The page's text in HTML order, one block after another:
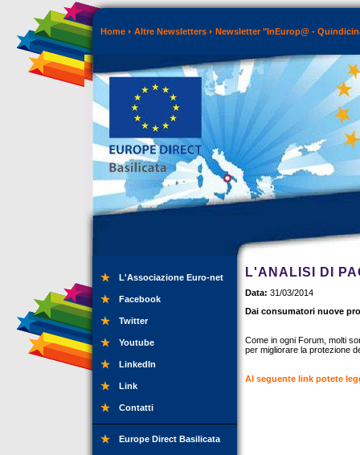
Home Altre Newsletters Newsletter "InEurop@ -
L'Associazione Euro-net
Facebook
Twitter
Youtube
LinkedIn
Link
Contatti
Europe Direct Basilicata
L'ANALISI DI
Data: 31/03/2014
Dai consumatori nuove
Come in ogni Forum, molti
per migliorare la protezione
Al seguente link potete